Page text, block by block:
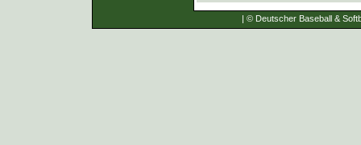
| © Deutscher Baseball &